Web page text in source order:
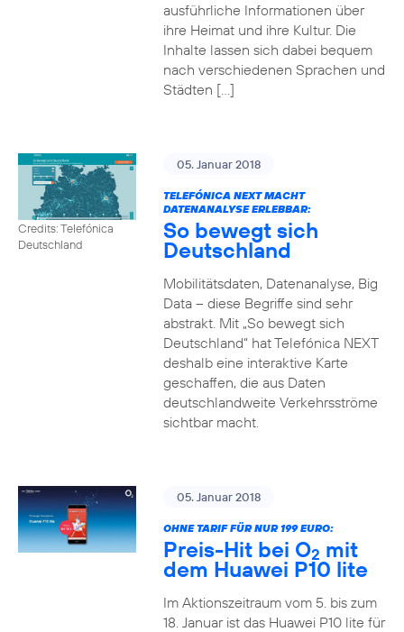
ausführliche Informationen über
ihre Heimat und ihre Kultur. Die
Inhalte lassen sich dabei bequem
nach verschiedenen Sprachen und
Städten […]
Credits: Telefónica
Deutschland
05. Januar 2018
TELEFÓNICA NEXT MACHT
DATENANALYSE ERLEBBAR:
So bewegt sich
Deutschland
Mobilitätsdaten, Datenanalyse, Big
Data – diese Begriffe sind sehr
abstrakt. Mit „So bewegt sich
Deutschland“ hat Telefónica NEXT
deshalb eine interaktive Karte
geschaffen, die aus Daten
deutschlandweite Verkehrsströme
sichtbar macht.
05. Januar 2018
OHNE TARIF FÜR NUR 199 EURO:
Preis-Hit bei O2 mit
dem Huawei P10 lite
Im Aktionszeitraum vom 5. bis zum
18. Januar ist das Huawei P10 lite für